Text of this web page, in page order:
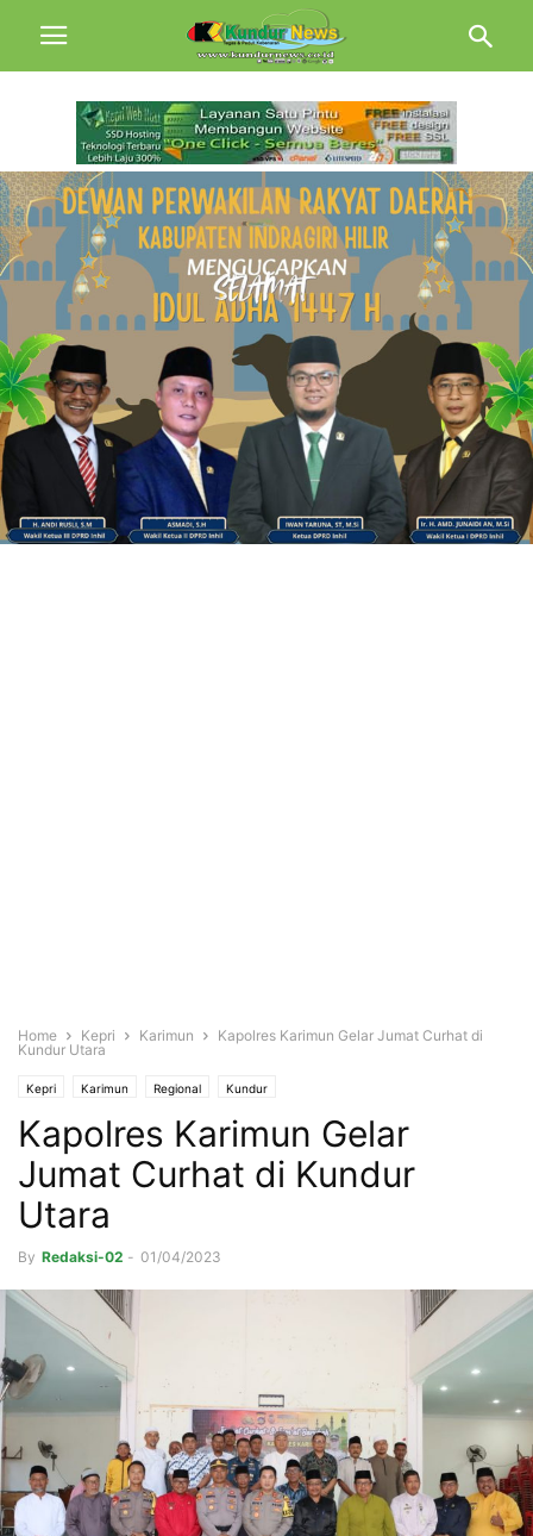
Home Kepri Karimun
Kapolres Karimun Gelar Jumat Curhat di
Kundur Utara
Kepri Karimun Regional Kundur
Kapolres Karimun Gelar
Jumat Curhat di Kundur
Utara
By Redaksi-02 - 01/04/2023